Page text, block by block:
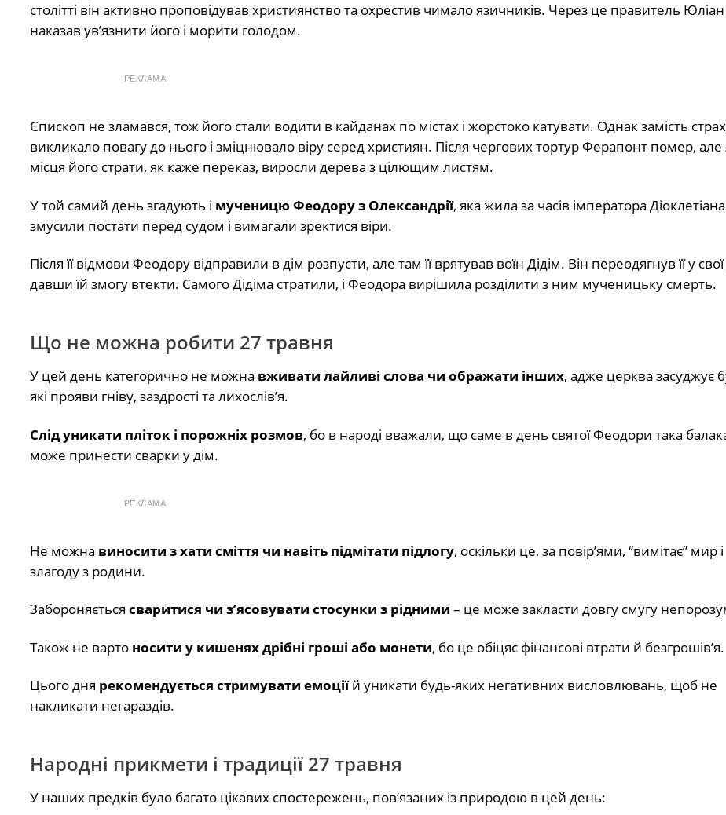
столітті він активно проповідував християнство та охрестив чимало язичників. Через це правитель Юліан
наказав ув’язнити його і морити голодом.
РЕКЛАМА
Єпископ не зламався, тож його стали водити в кайданах по містах і жорстоко катувати. Однак замість
викликало повагу до нього і зміцнювало віру серед християн. Після чергових тортур Ферапонт помер, але
місця його страти, як каже переказ, виросли дерева з цілющим листям.
У той самий день згадують і мученицю Феодору з Олександрії, яка жила за часів імператора Діоклетіана.
змусили постати перед судом і вимагали зректися віри.
Після її відмови Феодору відправили в дім розпусти, але там її врятував воїн Дідім. Він переодягнув її у свої
давши їй змогу втекти. Самого Дідіма стратили, і Феодора вирішила розділити з ним мученицьку смерть.
Що не можна робити 27 травня
У цей день категорично не можна вживати лайливі слова чи ображати інших, адже церква засуджує
які прояви гніву, заздрості та лихослів’я.
Слід уникати пліток і порожніх розмов, бо в народі вважали, що саме в день святої Феодори така
може принести сварки у дім.
РЕКЛАМА
Не можна виносити з хати сміття чи навіть підмітати підлогу, оскільки це, за повір’ями, “вимітає” мир і
злагоду з родини.
Забороняється сваритися чи з’ясовувати стосунки з рідними – це може закласти довгу смугу
Також не варто носити у кишенях дрібні гроші або монети, бо це обіцяє фінансові втрати й безгрошів’я.
Цього дня рекомендується стримувати емоції й уникати будь-яких негативних висловлювань, щоб не
накликати негараздів.
Народні прикмети і традиції 27 травня
У наших предків було багато цікавих спостережень, пов’язаних із природою в цей день: